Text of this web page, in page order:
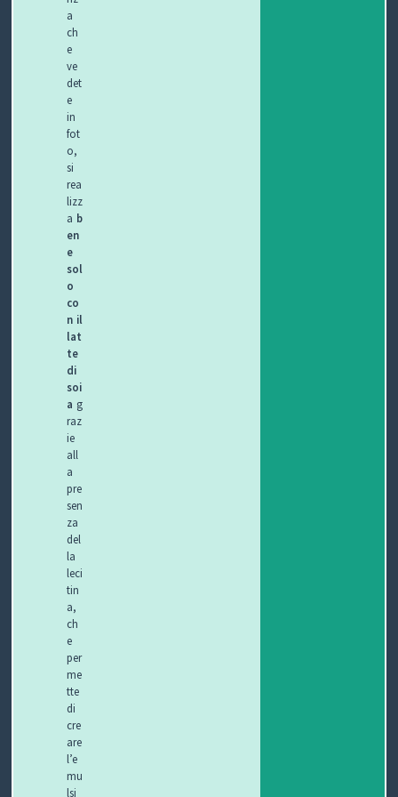
a
ch
e
ve
det
e
in
fot
o,
si
rea
lizz
a b
en
e
sol
o
co
n il
lat
te
di
soi
a g
raz
ie
all
a
pre
sen
za
del
la
leci
tin
a,
ch
e
per
me
tte
di
cre
are
l’e
mu
lsi